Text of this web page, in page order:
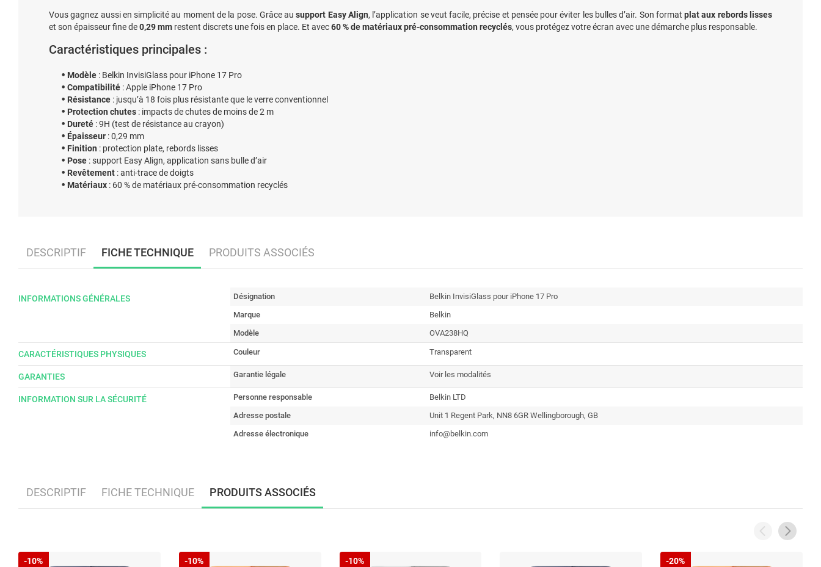
Vous gagnez aussi en simplicité au moment de la pose. Grâce ausupport Easy Align, l’application se veut facile, précise et pensée pour éviter les bulles d’air. Son formatplat aux rebords lisses
et son épaisseur fine de0,29 mm restent discrets une fois en place. Et avec60 % de matériaux pré-consommation recyclés, vous protégez votre écran avec une démarche plus responsable.
Caractéristiques principales :
Modèle : Belkin InvisiGlass pour iPhone 17 Pro
Compatibilité : Apple iPhone 17 Pro
Résistance : jusqu’à 18 fois plus résistante que le verre conventionnel
Protection chutes : impacts de chutes de moins de 2 m
Dureté : 9H (test de résistance au crayon)
Épaisseur : 0,29 mm
Finition : protection plate, rebords lisses
Pose : support Easy Align, application sans bulle d’air
Revêtement : anti-trace de doigts
Matériaux : 60 % de matériaux pré-consommation recyclés
DESCRIPTIF FICHE TECHNIQUE PRODUITS ASSOCIÉS
INFORMATIONS GÉNÉRALES Désignation
Belkin InvisiGlass pour iPhone 17 Pro
Marque
Belkin
Modèle
OVA238HQ
CARACTÉRISTIQUES PHYSIQUES Couleur Transparent
GARANTIES Garantie légale Voir les modalités
INFORMATION SUR LA SÉCURITÉ Personne responsable
Belkin LTD
Adresse postale
Unit 1 Regent Park, NN8 6GR Wellingborough, GB
Adresse électronique
info@belkin.com
DESCRIPTIF FICHE TECHNIQUE PRODUITS ASSOCIÉS
-10% -10% -10% -20%